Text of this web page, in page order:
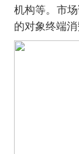
机构等。市
的对象终端消